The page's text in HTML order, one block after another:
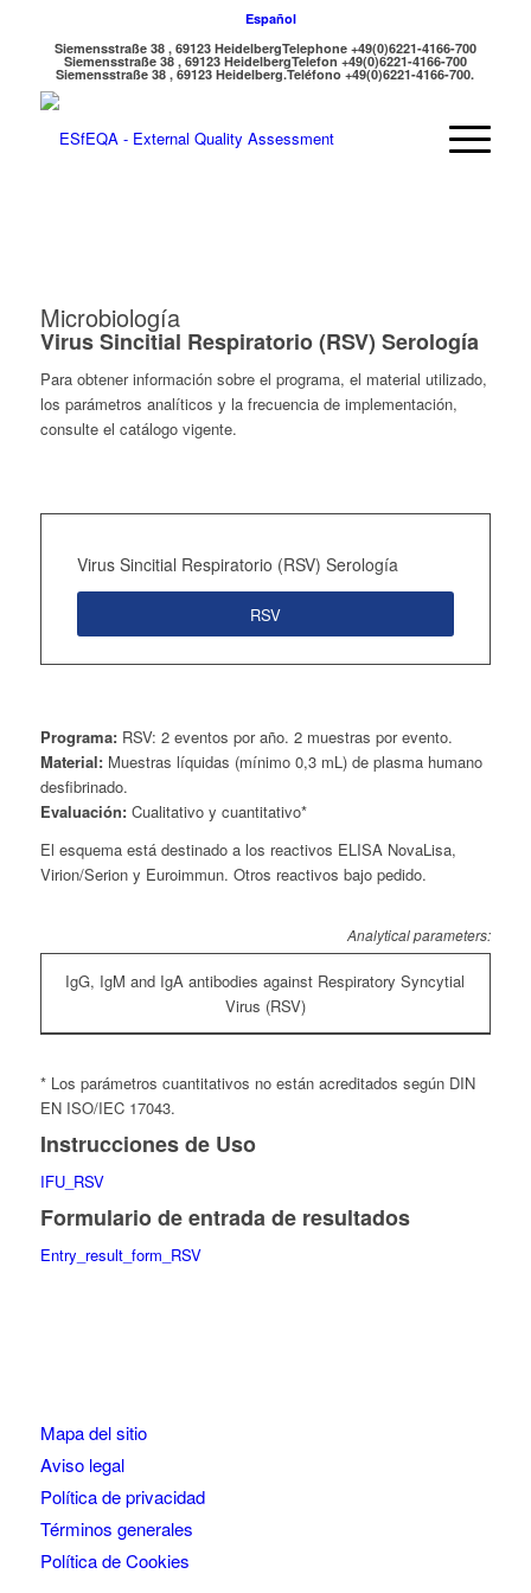
Español
Siemensstraße 38 , 69123 HeidelbergTelephone +49(0)6221-4166-700
Siemensstraße 38 , 69123 HeidelbergTelefon +49(0)6221-4166-700
Siemensstraße 38 , 69123 Heidelberg.Teléfono +49(0)6221-4166-700.
Microbiología
Virus Sincitial Respiratorio (RSV) Serología
Para obtener información sobre el programa, el material utilizado,
los parámetros analíticos y la frecuencia de implementación,
consulte el catálogo vigente.
Virus Sincitial Respiratorio (RSV) Serología
RSV
Programa:RSV: 2 eventos por año. 2 muestras por evento.
Material:Muestras líquidas (mínimo 0,3 mL) de plasma humano
desfibrinado.
Evaluación:Cualitativo y cuantitativo*
El esquema está destinado a los reactivos ELISA NovaLisa,
Virion/Serion y Euroimmun. Otros reactivos bajo pedido.
Analytical parameters:
IgG, IgM and IgA antibodies against Respiratory Syncytial
Virus (RSV)
* Los parámetros cuantitativos no están acreditados según DIN
EN ISO/IEC 17043.
Instrucciones de Uso
IFU_RSV
Formulario de entrada de resultados
Entry_result_form_RSV
Mapa del sitio
Aviso legal
Política de privacidad
Términos generales
Política de Cookies